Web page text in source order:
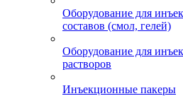
Оборудование для
составов (смол, гелей)
Оборудование для
растворов
Инъекционные пакеры